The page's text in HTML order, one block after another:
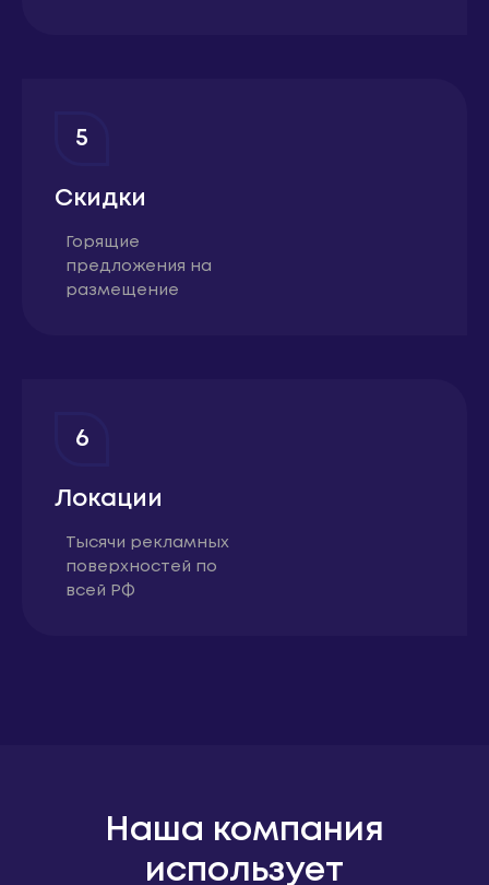
5
Скидки
Горящие
предложения на
размещение
6
Локации
Тысячи рекламных
поверхностей по
всей РФ
Наша компания
использует